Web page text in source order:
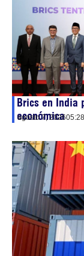
Brics en India
económica
agosto 7, 202605:28